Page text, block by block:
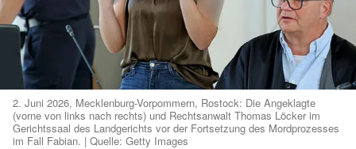
2. Juni 2026, Mecklenburg-Vorpommern, Rostock: Die Angeklagte
(vorne von links nach rechts) und Rechtsanwalt Thomas Löcker im
Gerichtssaal des Landgerichts vor der Fortsetzung des Mordprozesses
im Fall Fabian. | Quelle: Getty Images